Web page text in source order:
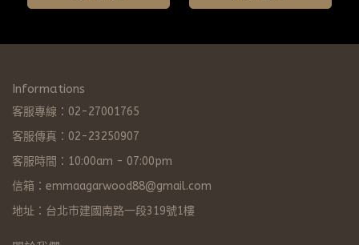
Informations
客服專線：02-27001765
客服傳真：02-23250907
客服時間：10:00am - 07:00pm
信箱：emmaagarwood88@gmail.com
地址：台北市建國南路一段319號1樓